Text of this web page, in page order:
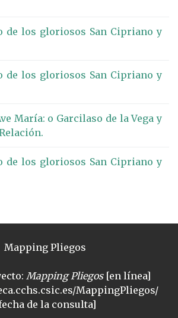
de los gloriosos San Cipriano y
de los gloriosos San Cipriano y
María: o Garcilaso de la Vega y
de los gloriosos San Cipriano y
Mapping Pliegos
Mapping Pliegos[en línea]
MappingPliegos/
de la consulta]